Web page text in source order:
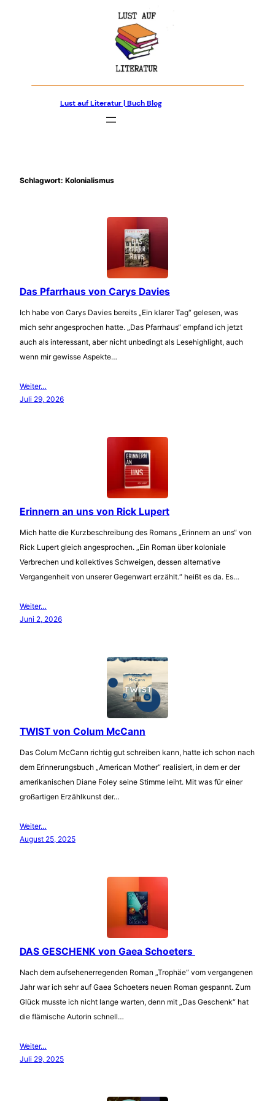
Lust auf Literatur | Buch Blog
Schlagwort: Kolonialismus
Das Pfarrhaus von Carys Davies
Ich habe von Carys Davies bereits „Ein klarer Tag“ gelesen, was
mich sehr angesprochen hatte. „Das Pfarrhaus“ empfand ich jetzt
auch als interessant, aber nicht unbedingt als Lesehighlight, auch
wenn mir gewisse Aspekte…
Weiter…
Juli 29, 2026
Erinnern an uns von Rick Lupert
Mich hatte die Kurzbeschreibung des Romans „Erinnern an uns“ von
Rick Lupert gleich angesprochen. „Ein Roman über koloniale
Verbrechen und kollektives Schweigen, dessen alternative
Vergangenheit von unserer Gegenwart erzählt.“ heißt es da. Es…
Weiter…
Juni 2, 2026
TWIST von Colum McCann
Das Colum McCann richtig gut schreiben kann, hatte ich schon nach
dem Erinnerungsbuch „American Mother“ realisiert, in dem er der
amerikanischen Diane Foley seine Stimme leiht. Mit was für einer
großartigen Erzählkunst der…
Weiter…
August 25, 2025
DAS GESCHENK von Gaea Schoeters
Nach dem aufsehenerregenden Roman „Trophäe“ vom vergangenen
Jahr war ich sehr auf Gaea Schoeters neuen Roman gespannt. Zum
Glück musste ich nicht lange warten, denn mit „Das Geschenk“ hat
die flämische Autorin schnell…
Weiter…
Juli 29, 2025